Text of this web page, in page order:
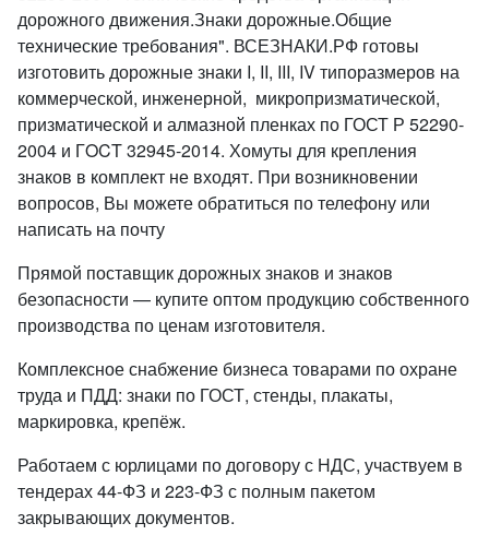
дорожного движения.Знаки дорожные.Общие
технические требования". ВСЕЗНАКИ.РФ готовы
изготовить дорожные знаки I, II, III, IV типоразмеров на
коммерческой, инженерной, микропризматической,
призматической и алмазной пленках по ГОСТ Р 52290-
2004 и ГOCT 32945-2014. Хомуты для крепления
знаков в комплект не входят. При возникновении
вопросов, Вы можете обратиться по телефону или
написать на почту
Прямой поставщик дорожных знаков и знаков
безопасности — купите оптом продукцию собственного
производства по ценам изготовителя.
Комплексное снабжение бизнеса товарами по охране
труда и ПДД: знаки по ГОСТ, стенды, плакаты,
маркировка, крепёж.
Работаем с юрлицами по договору с НДС, участвуем в
тендерах 44-ФЗ и 223-ФЗ с полным пакетом
закрывающих документов.